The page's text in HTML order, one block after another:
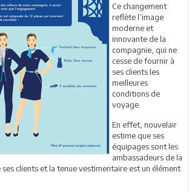
Ce changement
reflète l’image
moderne et
innovante de la
compagnie, qui ne
cesse de fournir à
ses clients les
meilleures
conditions de
voyage.
En effet, nouvelair
estime que ses
équipages sont les
ambassadeurs de la
clients et la tenue vestimentaire est un élément